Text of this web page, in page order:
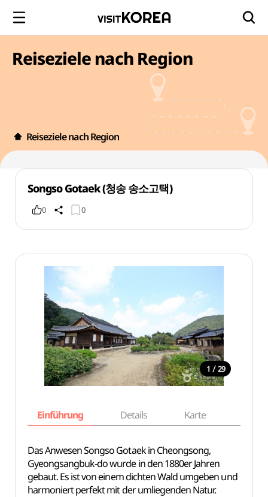
Reiseziele nach Region
Reiseziele nach Region
Songso Gotaek (청송 송소고택)
0 0
1 / 29
Einführung Details Karte
Das Anwesen Songso Gotaek in Cheongsong,
Gyeongsangbuk-do wurde in den 1880er Jahren
gebaut. Es ist von einem dichten Wald umgeben und
harmoniert perfekt mit der umliegenden Natur.